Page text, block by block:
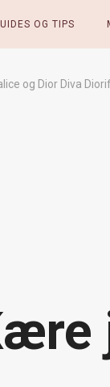
OG TIPS
og Dior Diva